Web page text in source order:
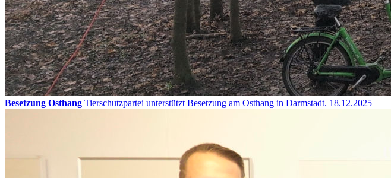
Besetzung Osthang Tierschutzpartei unterstützt Besetzung am Osthang in Darmstadt. 18.12.2025